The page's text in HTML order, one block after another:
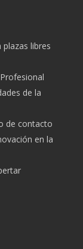
libres
de la
de contacto
en la